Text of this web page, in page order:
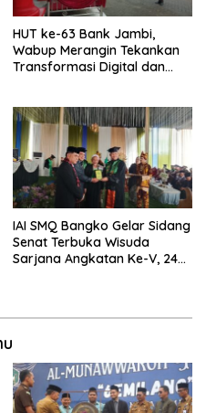
HUT ke-63 Bank Jambi,
Wabup Merangin Tekankan
Transformasi Digital dan
IAI SMQ Bangko Gelar Sidang
Senat Terbuka Wisuda
Sarjana Angkatan Ke-V, 243